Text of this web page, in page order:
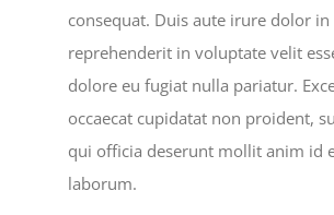
consequat. Duis aute irure dolor in
reprehenderit in voluptate velit
dolore eu fugiat nulla pariatur.
occaecat cupidatat non proident,
qui officia deserunt mollit anim id
laborum.